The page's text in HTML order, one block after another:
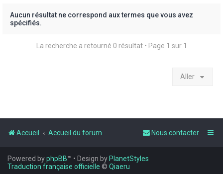
Aucun résultat ne correspond aux termes que vous avez
spécifiés.
La recherche a retourné 0 résultat • Page 1 sur 1
Aller
Accueil Accueil du forum Nous contacter
Powered byphpBB™ • Design by PlanetStyles
Traduction française officielle © Qiaeru